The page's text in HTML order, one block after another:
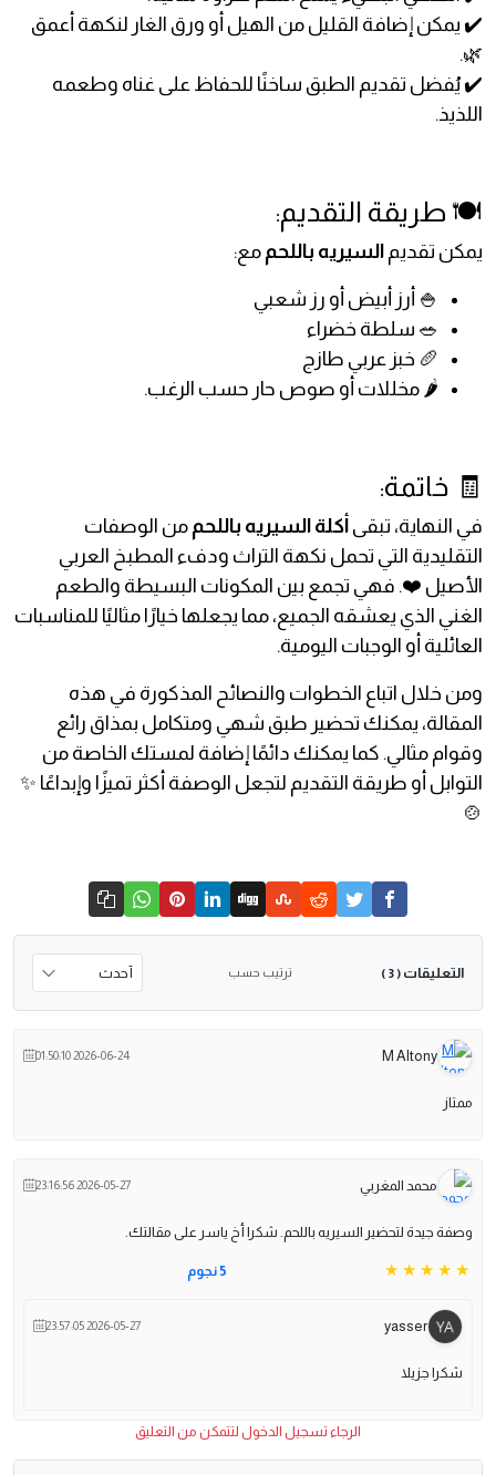
✔️ يمكن إضافة القليل من الهيل أو ورق الغار لنكهة أعمق
🌿.
✔️ يُفضل تقديم الطبق ساخنًا للحفاظ على غناه وطعمه
اللذيذ.
🍽️ طريقة التقديم:
يمكن تقديم السيريه باللحم مع:
🍚 أرز أبيض أو رز شعبي
🥗 سلطة خضراء
🥖 خبز عربي طازج
🌶️ مخللات أو صوص حار حسب الرغب.
🧾 خاتمة:
في النهاية، تبقى أكلة السيريه باللحم من الوصفات
التقليدية التي تحمل نكهة التراث ودفء المطبخ العربي
الأصيل ❤️. فهي تجمع بين المكونات البسيطة والطعم
الغني الذي يعشقه الجميع، مما يجعلها خيارًا مثاليًا للمناسبات
العائلية أو الوجبات اليومية.
ومن خلال اتباع الخطوات والنصائح المذكورة في هذه
المقالة، يمكنك تحضير طبق شهي ومتكامل بمذاق رائع
وقوام مثالي. كما يمكنك دائمًا إضافة لمستك الخاصة من
التوابل أو طريقة التقديم لتجعل الوصفة أكثر تميزًا وإبداعًا ✨
🍲
التعليقات ( 3 ) ترتيب حسب
M Altony
2026-06-24 01:50:10
ممتاز
محمد المغربي 2026-05-27 23:16:56
وصفة جيدة لتحضير السيريه باللحم. شكرا أخ ياسر على مقالتك.
5 نجوم
yasser
2026-05-27 23:57:05
شكرا جزيلا
الرجاء تسجيل الدخول لتتمكن من التعليق